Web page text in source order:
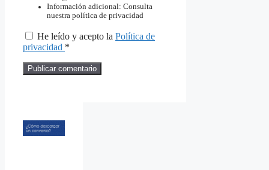
Información adicional: Consulta
nuestra política de privacidad
He leído y acepto la Política de
privacidad *